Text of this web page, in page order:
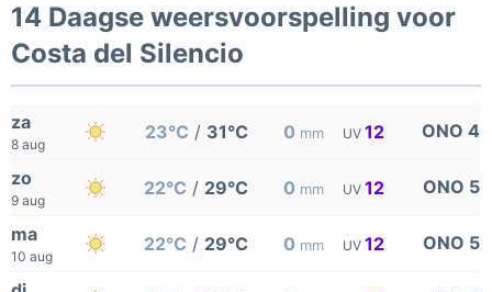
14 Daagse weersvoorspelling voor
Costa del Silencio
za
8 aug
23°C / 31°C 0 mm UV 12 ONO 4
zo
9 aug
22°C / 29°C 0 mm UV 12 ONO 5
ma
10 aug
22°C / 29°C 0 mm UV 12 ONO 5